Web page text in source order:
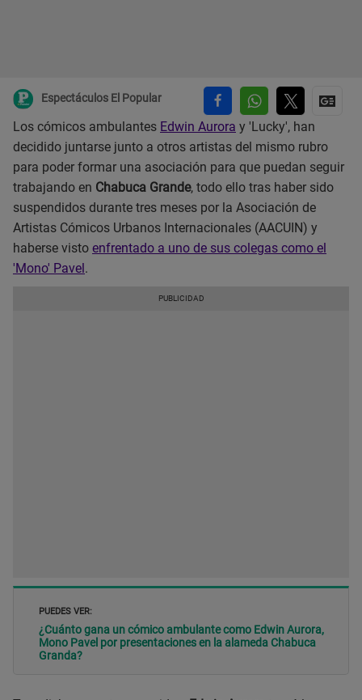
Espectáculos El Popular
Los cómicos ambulantes Edwin Aurora y 'Lucky', han
decidido juntarse junto a otros artistas del mismo rubro
para poder formar una asociación para que puedan seguir
trabajando en Chabuca Grande, todo ello tras haber sido
suspendidos durante tres meses por la Asociación de
Artistas Cómicos Urbanos Internacionales (AACUIN) y
haberse visto enfrentado a uno de sus colegas como el
'Mono' Pavel .
PUEDES VER:
¿Cuánto gana un cómico ambulante como Edwin Aurora,
Mono Pavel por presentaciones en la alameda Chabuca
Granda?